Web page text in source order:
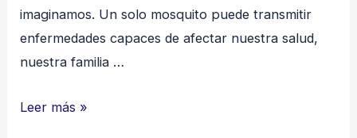
imaginamos. Un solo mosquito puede transmitir
enfermedades capaces de afectar nuestra salud,
nuestra familia …
Mosquitos:
Leer más »